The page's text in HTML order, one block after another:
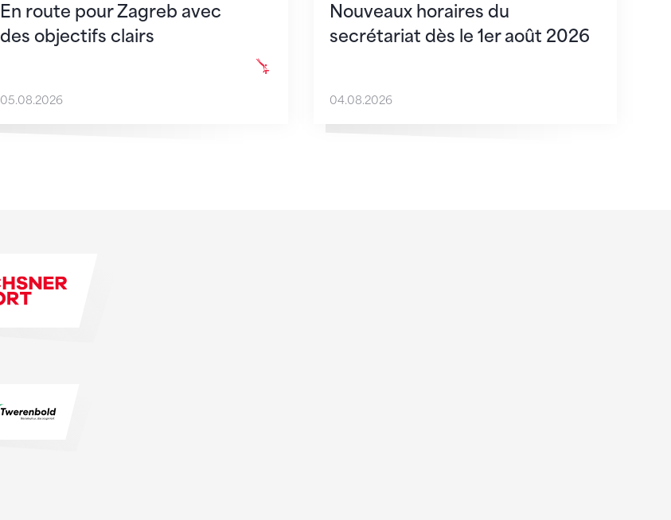
En route pour Zagreb avec
des objectifs clairs
05.08.2026
Nouveaux horaires du
secrétariat dès le 1er août 2026
04.08.2026